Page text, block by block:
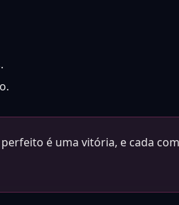
é uma vitória, e cada